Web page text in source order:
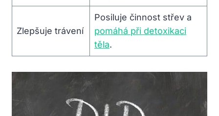
Zlepšuje trávení
Posiluje činnost střev a
pomáhá při detoxikaci
těla.